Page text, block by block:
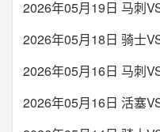
2026年05月19日 马刺
2026年05月18日 骑士
2026年05月16日 活塞